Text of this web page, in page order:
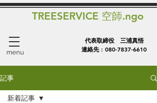
TREESERVICE 空師.ngo
代表取締役 三浦真悟
連絡先 : 080-7837-6610
menu
記事
新着記事